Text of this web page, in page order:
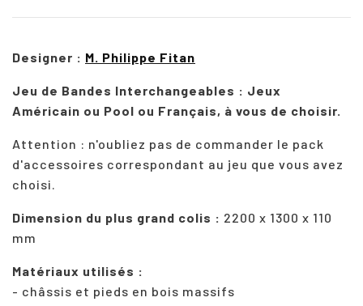
Designer : M. Philippe Fitan
Jeu de Bandes Interchangeables : Jeux
Américain ou Pool ou Français, à vous de choisir.
Attention : n'oubliez pas de commander le pack
d'accessoires correspondant au jeu que vous avez
choisi.
Dimension du plus grand colis : 2200 x 1300 x 110
mm
Matériaux utilisés :
- châssis et pieds en bois massifs